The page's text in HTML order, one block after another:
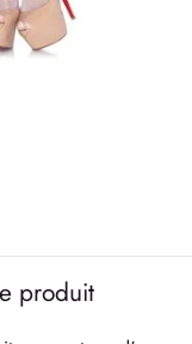
produit